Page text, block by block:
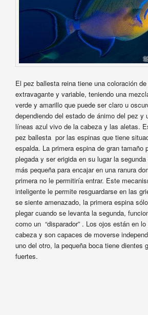
El pez ballesta reina tiene una coloración
extravagante y variable, teniendo una
verde y amarillo que puede ser claro u
dependiendo del estado de ánimo del pez y
líneas azul vivo de la cabeza y las aletas.
pez ballesta por las espinas que tiene
espalda. La primera espina de gran tamaño
plegada y ser erigida en su lugar la
más pequeña para encajar en una ranura
primera no le permitiría entrar. Este
inteligente le permite resguardarse en las
se siente amenazado, la primera espina
plegar cuando se levanta la segunda,
como un “disparador” . Los ojos están en
cabeza y son capaces de moverse
uno del otro, la pequeña boca tiene dientes
fuertes.